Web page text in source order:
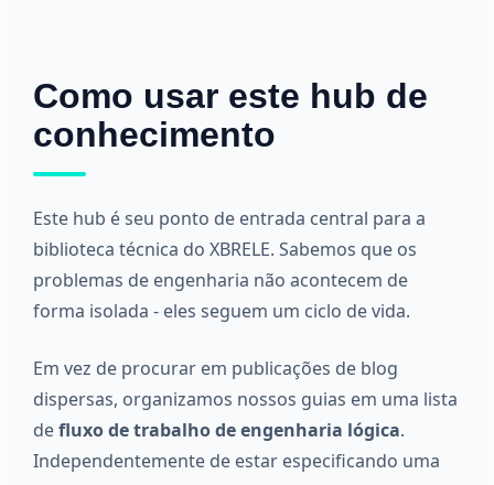
Como usar este hub de
conhecimento
Este hub é seu ponto de entrada central para a
biblioteca técnica do XBRELE. Sabemos que os
problemas de engenharia não acontecem de
forma isolada - eles seguem um ciclo de vida.
Em vez de procurar em publicações de blog
dispersas, organizamos nossos guias em uma lista
defluxo de trabalho de engenharia lógica.
Independentemente de estar especificando uma